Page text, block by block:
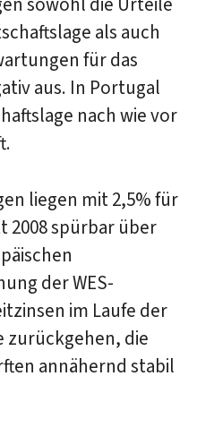
sowohl die Urteile
als auch
für das
aus. In Portugal
nach wie vor
liegen mit 2,5% für
2008 spürbar über
der WES-
im Laufe der
zurückgehen, die
annähernd stabil